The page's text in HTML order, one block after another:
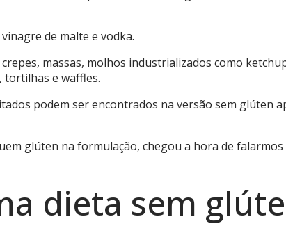
de malte e vodka.
massas, molhos industrializados como
tortilhas e waffles.
podem ser encontrados na versão sem glúten
glúten na formulação, chegou a hora de
dieta sem